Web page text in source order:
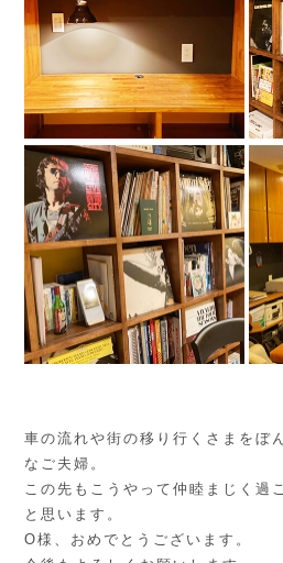
車の流れや街の移り行くさまをぼ
なご夫婦。
この先もこうやって仲睦まじく過
と思います。
O様、おめでとうございます。